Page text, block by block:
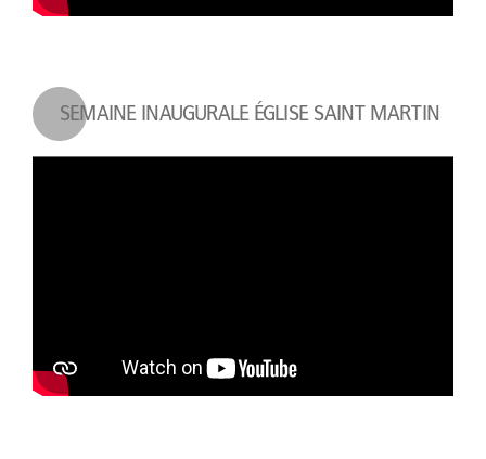
SEMAINE INAUGURALE ÉGLISE SAINT MARTIN